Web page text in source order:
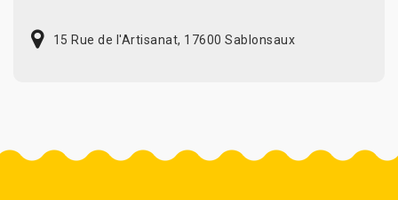
15 Rue de l'Artisanat, 17600 Sablonsaux